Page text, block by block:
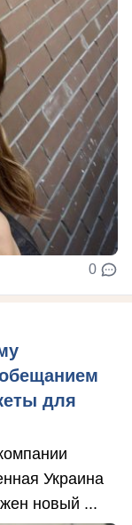
0
для
Украина
новый ...